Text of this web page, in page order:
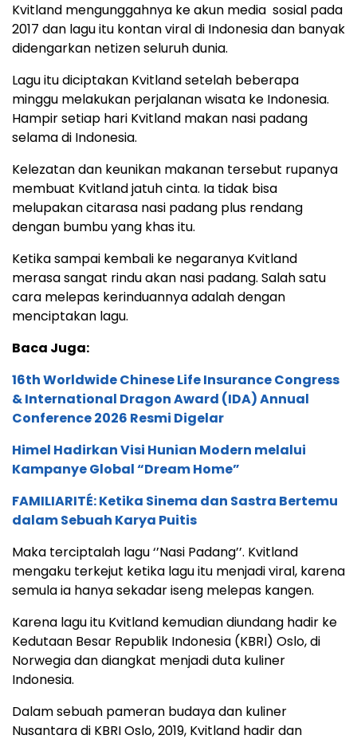
Kvitland mengunggahnya ke akun media sosial pada
2017 dan lagu itu kontan viral di Indonesia dan banyak
didengarkan netizen seluruh dunia.
Lagu itu diciptakan Kvitland setelah beberapa
minggu melakukan perjalanan wisata ke Indonesia.
Hampir setiap hari Kvitland makan nasi padang
selama di Indonesia.
Kelezatan dan keunikan makanan tersebut rupanya
membuat Kvitland jatuh cinta. Ia tidak bisa
melupakan citarasa nasi padang plus rendang
dengan bumbu yang khas itu.
Ketika sampai kembali ke negaranya Kvitland
merasa sangat rindu akan nasi padang. Salah satu
cara melepas kerinduannya adalah dengan
menciptakan lagu.
Baca Juga:
16th Worldwide Chinese Life Insurance Congress
& International Dragon Award (IDA) Annual
Conference 2026 Resmi Digelar
Himel Hadirkan Visi Hunian Modern melalui
Kampanye Global “Dream Home”
FAMILIARITÉ: Ketika Sinema dan Sastra Bertemu
dalam Sebuah Karya Puitis
Maka terciptalah lagu ‘’Nasi Padang’’. Kvitland
mengaku terkejut ketika lagu itu menjadi viral, karena
semula ia hanya sekadar iseng melepas kangen.
Karena lagu itu Kvitland kemudian diundang hadir ke
Kedutaan Besar Republik Indonesia (KBRI) Oslo, di
Norwegia dan diangkat menjadi duta kuliner
Indonesia.
Dalam sebuah pameran budaya dan kuliner
Nusantara di KBRI Oslo, 2019, Kvitland hadir dan